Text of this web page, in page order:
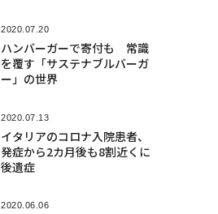
2020.07.20
ハンバーガーで寄付も 常識
を覆す「サステナブルバーガ
ー」の世界
2020.07.13
イタリアのコロナ入院患者、
発症から2カ月後も8割近くに
後遺症
2020.06.06